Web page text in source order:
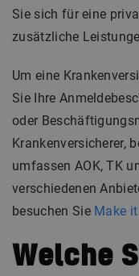
Sie sich für eine
zusätzliche
Um eine
Sie Ihre
oder
Krankenversicherer,
umfassen AOK, TK
verschiedenen
besuchen Sie Make
Welche